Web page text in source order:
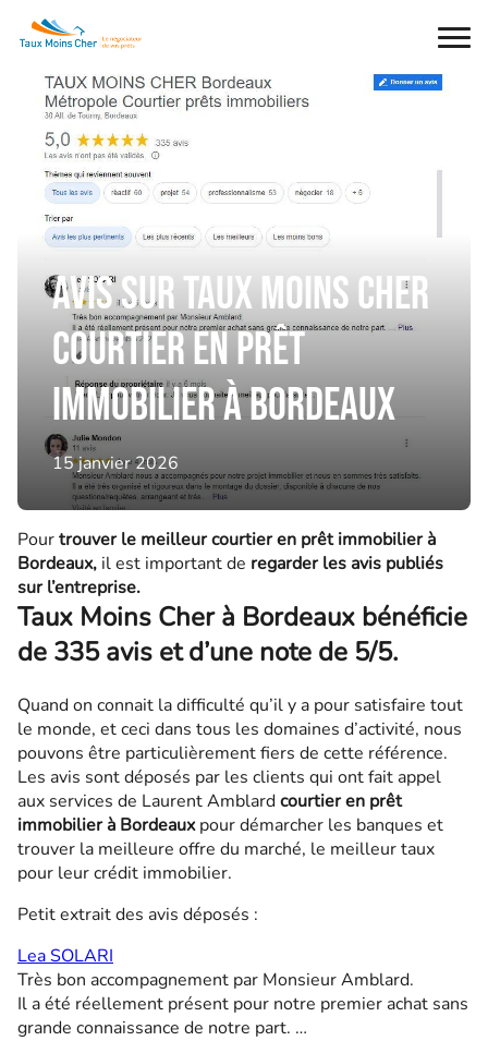
Avis sur Taux Moins Cher
courtier en prêt
immobilier à Bordeaux
15 janvier 2026
Pourtrouver le meilleur courtier en prêt immobilier à
Bordeaux, il est important de regarder les avis publiés
sur l’entreprise.
Taux Moins Cher à Bordeaux bénéficie
de 335 avis et d’une note de 5/5.
Quand on connait la difficulté qu’il y a pour satisfaire tout
le monde, et ceci dans tous les domaines d’activité, nous
pouvons être particulièrement fiers de cette référence.
Les avis sont déposés par les clients qui ont fait appel
aux services de Laurent Amblardcourtier en prêt
immobilier à Bordeauxpour démarcher les banques et
trouver la meilleure offre du marché, le meilleur taux
pour leur crédit immobilier.
Petit extrait des avis déposés :
Lea SOLARI
Très bon accompagnement par Monsieur Amblard.
Il a été réellement présent pour notre premier achat sans
grande connaissance de notre part. …